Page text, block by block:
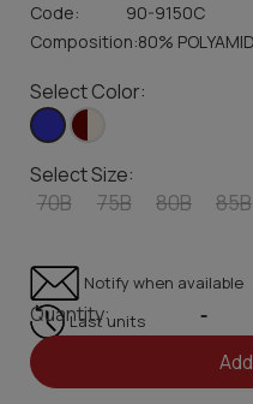
Code:
90-9150C
Composition:80%
Select Color:
Select Size:
70B 75B 80B 85B
Notify when available
Last units
Quantity: -